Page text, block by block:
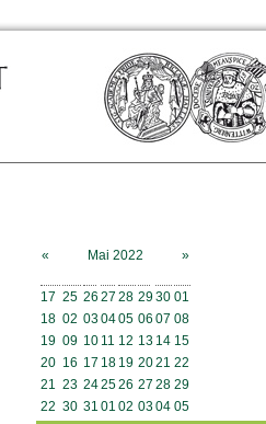
« Mai 2022
»
17 25 26 27 28 2930 01
18 02 030405 06 07 08
19 09 10 11 12 13 14 15
20 16 17 18 19 2021 22
21 23 242526 27 28 29
22 30 31 01 02 0304 05